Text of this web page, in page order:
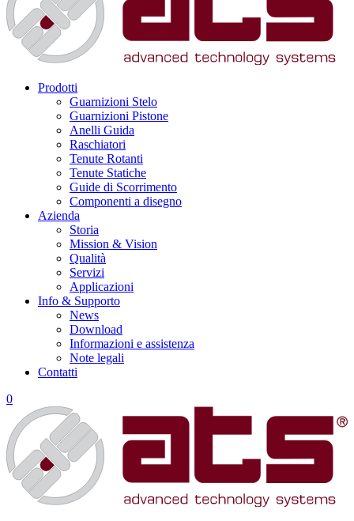
Prodotti
Guarnizioni Stelo
Guarnizioni Pistone
Anelli Guida
Raschiatori
Tenute Rotanti
Tenute Statiche
Guide di Scorrimento
Componenti a disegno
Azienda
Storia
Mission & Vision
Qualità
Servizi
Applicazioni
Info & Supporto
News
Download
Informazioni e assistenza
Note legali
Contatti
0